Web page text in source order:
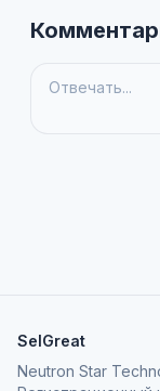
SelGreat
Neutron Star